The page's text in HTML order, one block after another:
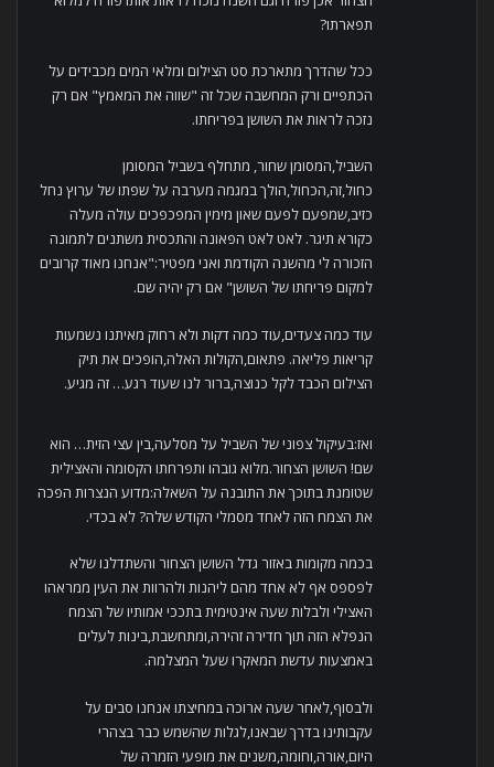
תפארתו?
ככל שהדרך מתארכת סט הצילום ומלאי המים מכבידים על
הכתפיים ורק המחשבה שכל זה "שווה את המאמץ" אם רק
נזכה לראות את השושן בפריחתו.
השביל,המסומן שחור, מתחלף בשביל המסומן
כחול,זה,הכחול,הולך במגמה מערבה על שפתו של ערוץ נחל
כזיב,שמפעם לפעם שאון מימין המפכפכים עולה מעלה
כקורא תיגר. לאט לאט הפאונה והתכסית משתנים לתמונה
הזכורה לי מהשנה הקודמת ואני מפטיר:"אנחנו מאוד קרובים
למקום פריחתו של השושן" אם רק יהיה שם.
עוד כמה צעדים,עוד כמה דקות ולא רחוק מאיתנו נשמעות
קריאות פליאה. פתאום,הקולות האלה,הופכים את תיק
הצילום הכבד לקל כנוצה,ברור לנו שעוד רגע… זה מגיע.
ואז:בעיקול צפוני של השביל על מסלעה,בין עצי הזית… הוא
שם! השושן הצחור.מלוא גובהו ותפרחתו הקסומה והאצילית
שטומנת בתוכך את התובנה על השאלה:מדוע הנצרות הפכה
את הצמח הזה לאחד מסמלי הקודש שלה? לא בכדי.
בכמה מקומות באזור גדל השושן הצחור והשתדלנו שלא
לפספס אף לא אחד מהם ליהנות ולהרוות את העין ממראהו
האצילי ולבלות שעה אינטימית בתככי אמותיו של הצמח
הנפלא הזה תוך חדירה זהירה,ומתחשבת,בינות לעלים
באמצעות עדשת המאקרו שעל המצלמה.
ולבסוף,לאחר שעה ארוכה במחיצתו אנחנו סבים על
עקבותינו בדרך שבאנו,לגלות שהשמש כבר בצהרי
היום,אורה,וחומה,משנים את מופעי הזמרה של